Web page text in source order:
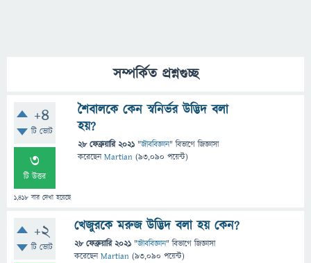
সম্পর্কিত প্রশ্নগুচ্ছ
+4
টি ভোট
3
টি উত্তর
1,418 বার দেখা হয়েছে
শৈবালকে কেন স্বনির্ভর উদ্ভিদ বলা
হয়?
28 ফেব্রুয়ারি 2021 "জীববিজ্ঞান" বিভাগে জিজ্ঞাসা
করেছেনMartian (93,090 পয়েন্ট)
+2
টি ভোট
খেজুরকে মরুজ উদ্ভিদ বলা হয় কেন?
28 ফেব্রুয়ারি 2021 "জীববিজ্ঞান" বিভাগে জিজ্ঞাসা
করেছেনMartian (93,090 পয়েন্ট)